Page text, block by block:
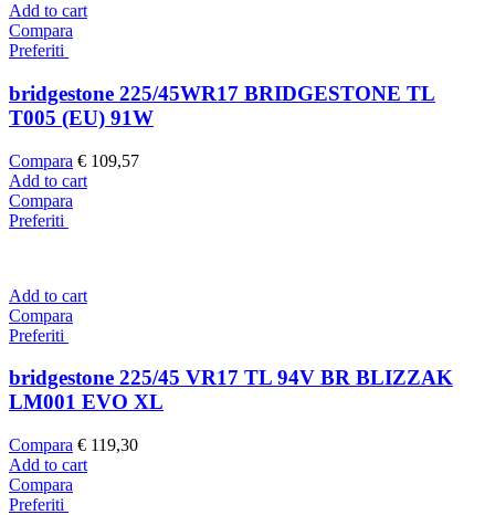
Add to cart
Compara
Preferiti
bridgestone 225/45WR17 BRIDGESTONE TL
T005 (EU) 91W
Compara € 109,57
Add to cart
Compara
Preferiti
Add to cart
Compara
Preferiti
bridgestone 225/45 VR17 TL 94V BR BLIZZAK
LM001 EVO XL
Compara € 119,30
Add to cart
Compara
Preferiti